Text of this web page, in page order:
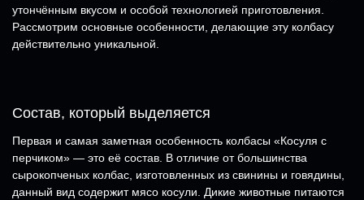
утончённым вкусом и особой технологией приготовления.
Рассмотрим основные особенности, делающие эту колбасу
действительно уникальной.
Состав, который выделяется
Первая и самая заметная особенность колбасы «Косуля с
перчиком» — это её состав. В отличие от большинства
сырокопченых колбас, изготовленных из свинины и говядины,
данный вид содержит мясо косули. Дикие животные питаются